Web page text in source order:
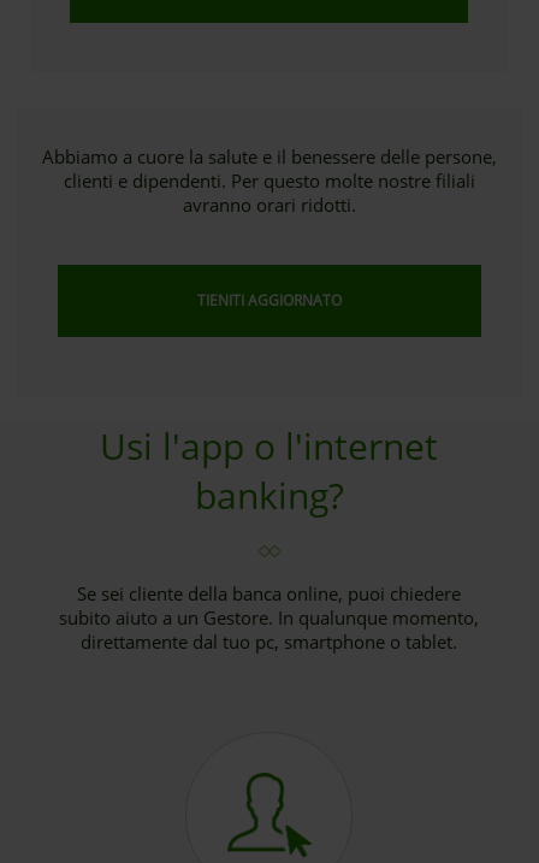
Abbiamo a cuore la salute e il benessere delle persone,
clienti e dipendenti. Per questo molte nostre filiali
avranno orari ridotti.
TIENITI AGGIORNATO
Usi l'app o l'internet
banking?
Se sei cliente della banca online, puoi chiedere
subito aiuto a un Gestore. In qualunque momento,
direttamente dal tuo pc, smartphone o tablet.